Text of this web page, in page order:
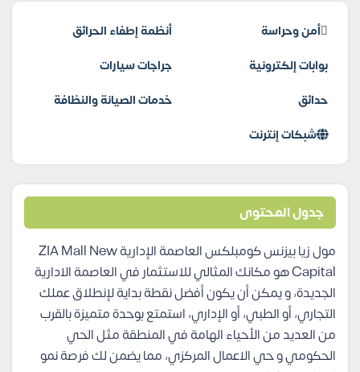
أمن وحراسة
أنظمة إطفاء الحرائق
بوابات إلكترونية
جراجات سيارات
حدائق
خدمات الصيانة والنظافة
شبكات إنترنت
جدول المحتوى
مول زيا بيزنس كومبلكس العاصمة الإدارية ZIA Mall New
Capital هو مكانك المثالي للاستثمار في العاصمة الادارية
الجديدة، و يمكن أن يكون أفضل نقطة بداية لإنطلاق عملك
التجاري، أو الطبي، أو الإداري، استمتع بوحدة متميزة بالقرب
من العديد من الأحياء الهامة في المنطقة مثل الحي
الحكومي و حي الاعمال المركزي، مما يضمن لك فرصة نمو